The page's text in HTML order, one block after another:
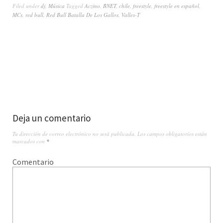
Filed underdj, Música Tagged Aczino, BNET, chile, freestyle, freestyle en español,
MCs, red bull, Red Bull Batalla De Los Gallos, Valles-T
Deja un comentario
Tu dirección de correo electrónico no será publicada. Los campos obligatorios están
marcados con *
Comentario